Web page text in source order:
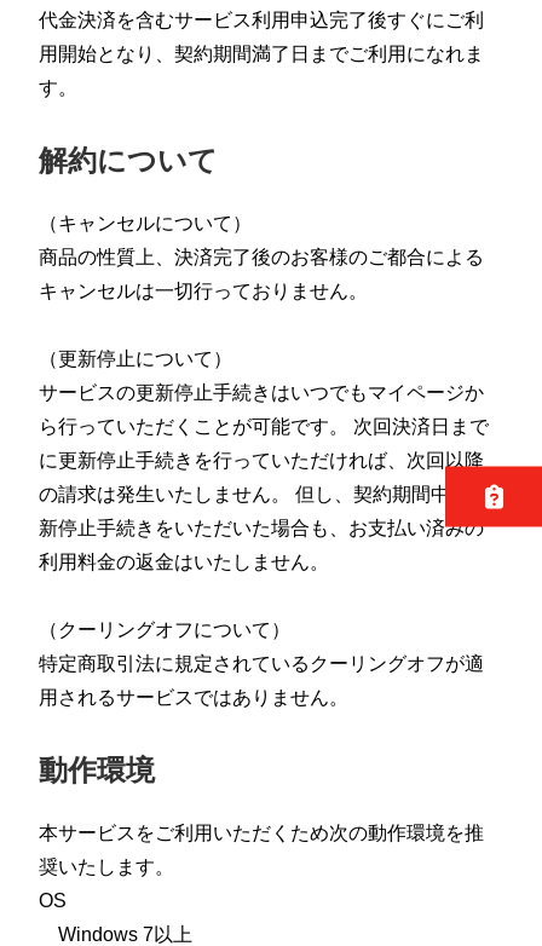
代金決済を含むサービス利用申込完了後すぐにご利
用開始となり、契約期間満了日までご利用になれま
す。
解約について
（キャンセルについて）
商品の性質上、決済完了後のお客様のご都合による
キャンセルは一切行っておりません。
（更新停止について）
サービスの更新停止手続きはいつでもマイページか
ら行っていただくことが可能です。 次回決済日まで
に更新停止手続きを行っていただければ、次回以降
の請求は発生いたしません。 但し、契約期間中に更
新停止手続きをいただいた場合も、お支払い済みの
利用料金の返金はいたしません。
（クーリングオフについて）
特定商取引法に規定されているクーリングオフが適
用されるサービスではありません。
動作環境
本サービスをご利用いただくため次の動作環境を推
奨いたします。
OS
Windows 7以上